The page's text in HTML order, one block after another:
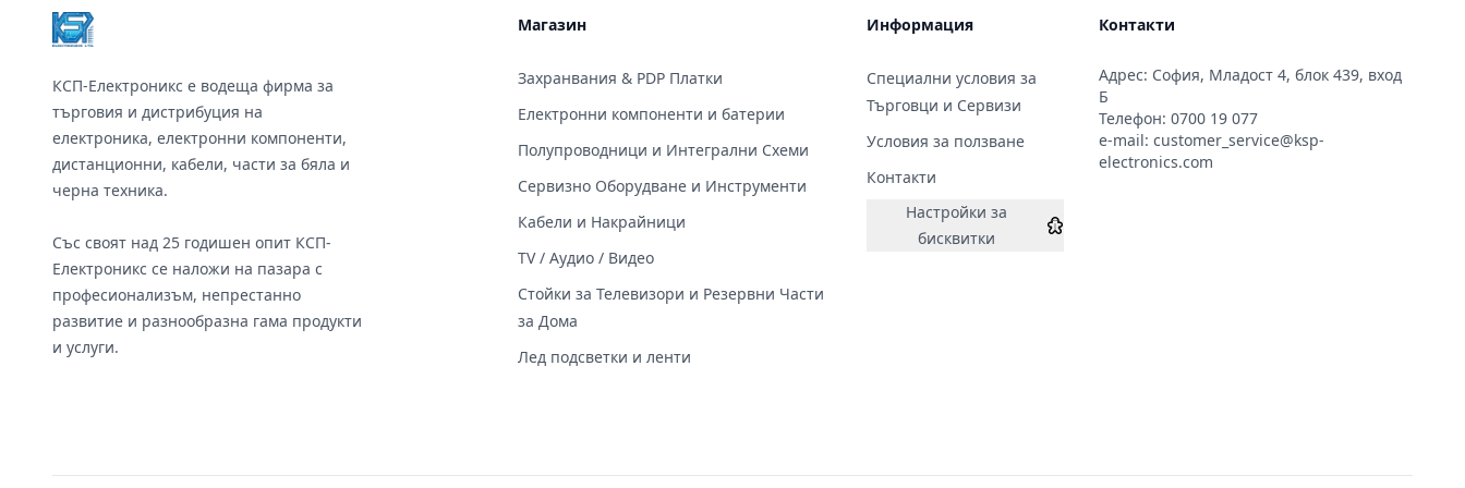
КСП-Електроникс е водеща фирма за
търговия и дистрибуция на
електроника, електронни компоненти,
дистанционни, кабели, части за бяла и
черна техника.
Със своят над 25 годишен опит КСП-
Електроникс се наложи на пазара с
професионализъм, непрестанно
развитие и разнообразна гама продукти
и услуги.
Магазин
Захранвания & PDP Платки
Електронни компоненти и батерии
Полупроводници и Интегрални Схеми
Сервизно Оборудване и Инструменти
Кабели и Накрайници
TV / Аудио / Видео
Стойки за Телевизори и Резервни Части
за Дома
Лед подсветки и ленти
Информация
Специални условия за
Търговци и Сервизи
Условия за ползване
Контакти
Настройки за
бисквитки
Контакти
Адрес: София, Младост 4, блок 439, вход
Б
Телефон: 0700 19 077
e-mail: customer_service@ksp-
electronics.com